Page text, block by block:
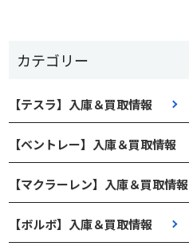
カテゴリー
【テスラ】入庫＆買取情報
【ベントレー】入庫＆買取情報
【マクラーレン】入庫＆買取情報
【ボルボ】入庫＆買取情報